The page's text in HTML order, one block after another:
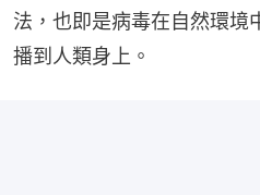
法，也即是病毒在自然環境
播到人類身上。